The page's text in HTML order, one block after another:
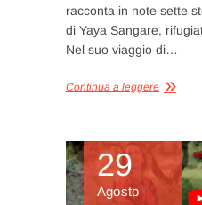
racconta in note sette
di Yaya Sangare,
Nel suo viaggio di…
Continua a leggere
29
Agosto